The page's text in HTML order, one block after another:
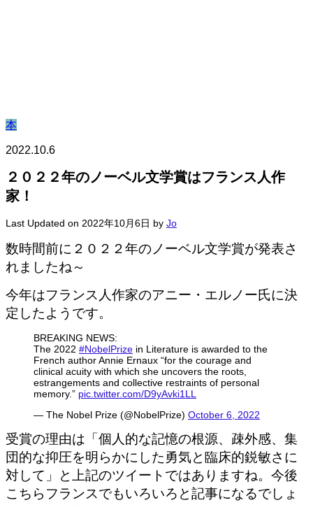
本
2022.10.6
２０２２年のノーベル文学賞はフランス人作
家！
Last Updated on 2022年10月6日 by Jo
数時間前に２０２２年のノーベル文学賞が発表さ
れましたね～
今年はフランス人作家のアニー・エルノー氏に決
定したようです。
BREAKING NEWS:
The 2022 #NobelPrize in Literature is awarded to the
French author Annie Ernaux “for the courage and
clinical acuity with which she uncovers the roots,
estrangements and collective restraints of personal
memory.” pic.twitter.com/D9yAvki1LL
— The Nobel Prize (@NobelPrize) October 6, 2022
受賞の理由は「個人的な記憶の根源、疎外感、集
団的な抑圧を明らかにした勇気と臨床的鋭敏さに
対して」と上記のツイートではありますね。今後
こちらフランスでもいろいろと記事になるでしょ